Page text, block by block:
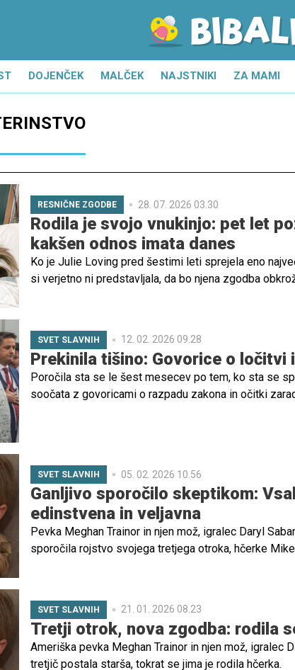
DOJENČEK MALČEK NAJSTNIKI ZA MAMI
RESNIČNE ZGODBE 28. 07. 2026 03.30
Rodila je svojo vnukinjo: pet let
kakšen odnos imata danes
Ko je Julie Loving pred šestimi leti sprejela eno
si verjetno ni predstavljala, da bo njena zgodba
SVET SLAVNIH 12. 02. 2026 09.28
Prekinila tišino: Govorice o ločitvi
Poročila sta se le šest mesecev po tem, ko sta se
soočata z govoricami o razpadu zakona in očitki
SVET SLAVNIH 05. 02. 2026 10.56
Ganljivo sporočilo skeptikom:
edinstvena in veljavna
Pevka Meghan Trainor in njen mož, igralec Daryl
sporočila rojstvo svojega tretjega otroka, hčerke
SVET SLAVNIH 21. 01. 2026 08.23
Tretji otrok, nova zgodba: rodila
Ameriška pevka Meghan Trainor in njen mož, igralec
tretjič postala starša, tokrat se jima je rodila hčerka.